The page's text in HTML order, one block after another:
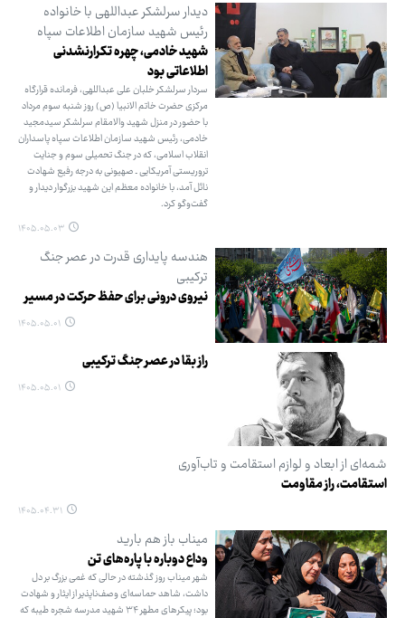
دیدار سرلشکر عبداللهی با خانواده
رئیس شهید سازمان اطلاعات سپاه
شهید خادمی، چهره تکرارنشدنی
اطلاعاتی بود
سردار سرلشکر خلبان علی عبداللهی، فرمانده قرارگاه
مرکزی حضرت خاتم الانبیا (ص) روز شنبه سوم مرداد
با حضور در منزل شهید والامقام سرلشکر سیدمجید
خادمی، رئیس شهید سازمان اطلاعات سپاه پاسداران
انقلاب اسلامی، که در جنگ تحمیلی سوم و جنایت
تروریستی آمریکایی ـ صهیونی به درجه رفیع شهادت
نائل آمد، با خانواده معظم این شهید بزرگوار دیدار و
گفت‌وگو کرد.
۱۴۰۵.۰۵.۰۳
هندسه پایداری قدرت در عصر جنگ
ترکیبی
نیروی درونی برای حفظ حرکت در مسیر
۱۴۰۵.۰۵.۰۱
راز بقا در عصر جنگ ترکیبی
۱۴۰۵.۰۵.۰۱
شمه‌ای از ابعاد و لوازم استقامت و تاب‌آوری
استقامت، راز مقاومت
۱۴۰۵.۰۴.۳۱
میناب باز هم بارید
وداع دوباره با پاره‌های تن
شهر میناب روز گذشته در حالی که غمی بزرگ بر دل
داشت، شاهد حماسه‌ای وصف‌ناپذیر از ایثار و شهادت
بود؛ پیکرهای مطهر ۳۴ شهید مدرسه شجره ‌طیبه که